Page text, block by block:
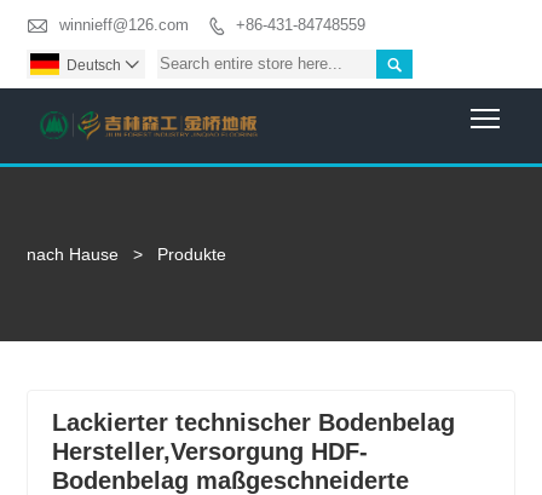
 winnieff@126.com  +86-431-84748559

Deutsch 
nach Hause > Produkte
Lackierter technischer Bodenbelag
Hersteller,Versorgung HDF-
Bodenbelag maßgeschneiderte